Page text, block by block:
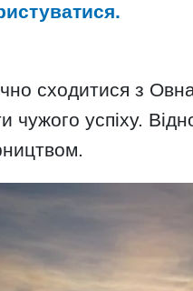
сходитися з
успіху.